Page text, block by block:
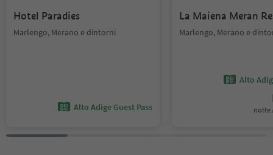
Hotel Paradies
Marlengo, Merano e dintorni
Alto Adige Guest Pass
La Maiena Meran
Marlengo, Merano e
Alto
notte